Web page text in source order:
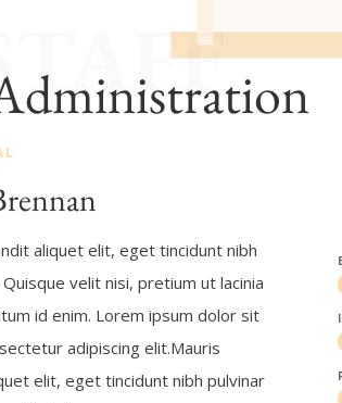
aliquet elit, eget tincidunt nibh
Quisque velit nisi, pretium ut lacinia
id enim. Lorem ipsum dolor sit
adipiscing elit.Mauris
elit, eget tincidunt nibh pulvinar